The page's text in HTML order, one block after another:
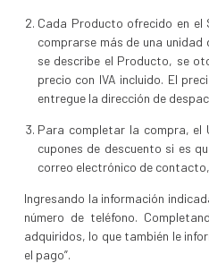
Cada Producto ofrecido en
comprarse más de una
se describe el Producto, se
precio con IVA incluido. El
entregue la dirección de
Para completar la compra, el
cupones de descuento si es
correo electrónico de
Ingresando la información
número de teléfono.
adquiridos, lo que también le
el pago”.